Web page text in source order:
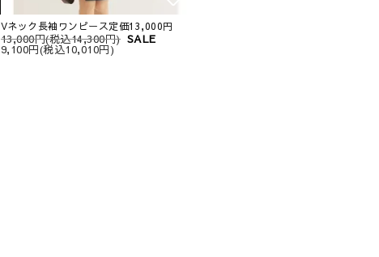
Vネック長袖ワンピース定価13,000円
13,000円(税込14,300円) SALE
9,100円(税込10,010円)